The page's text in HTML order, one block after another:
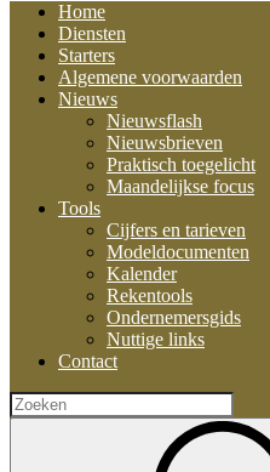
Home
Diensten
Starters
Algemene voorwaarden
Nieuws
Nieuwsflash
Nieuwsbrieven
Praktisch toegelicht
Maandelijkse focus
Tools
Cijfers en tarieven
Modeldocumenten
Kalender
Rekentools
Ondernemersgids
Nuttige links
Contact
Zoeken